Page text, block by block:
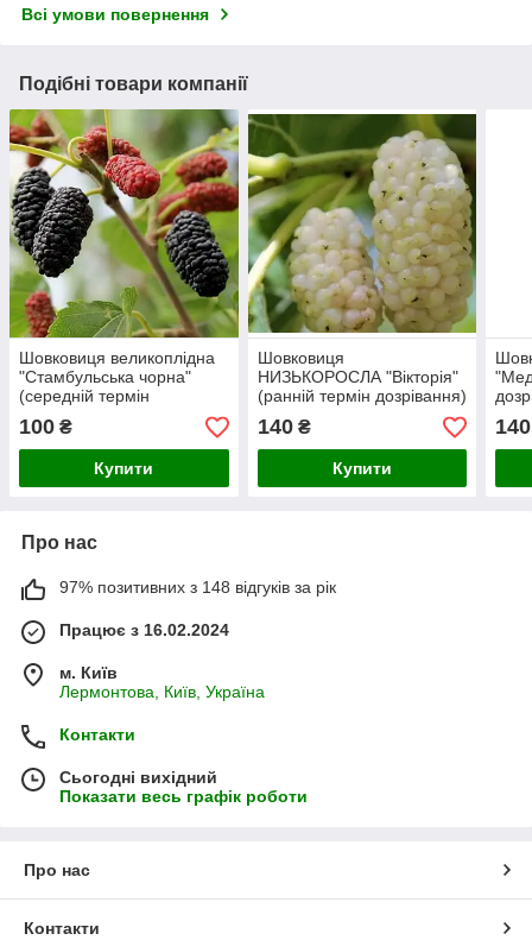
Всі умови повернення
Подібні товари компанії
Шовковиця великоплідна
"Стамбульська чорна"
(середній термін
дозрівання)
100 ₴
Купити
Шовковиця
НИЗЬКОРОСЛА "Вікторія"
(ранній термін дозрівання)
140₴
Купити
140
Про нас
97% позитивних з 148 відгуків за рік
Працює з 16.02.2024
м. Київ
Лермонтова, Київ, Україна
Контакти
Сьогодні вихідний
Показати весь графік роботи
Про нас
Контакти